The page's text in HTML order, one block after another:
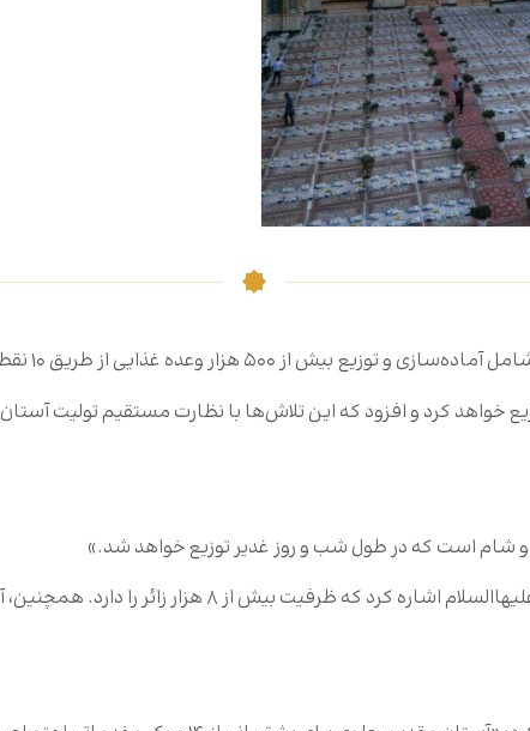
هزار وعده غذایی از طریق ۱۰ نقطه اصلی است.»
۵۰ تا ۶۰ هزار وعده غذایی توزیع خواهد کرد و افزود که این تلاش‌ها با نظارت
شام است که در طول شب و روز غدیر توزیع خواهد شد.»
وی به برپایی یک ضیافت شام بزرگ در صحن حضرت زهرا